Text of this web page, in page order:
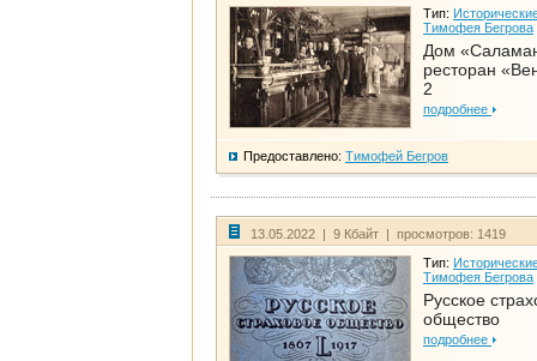
Тип:
Тимофея Бегрова
Дом
ресторан
2
подробнее
Предоставлено: Тимофей Бегров
13.05.2022 | 9 Кбайт | просмотров: 1419
Тип:
Тимофея Бегрова
Русское
общество
подробнее